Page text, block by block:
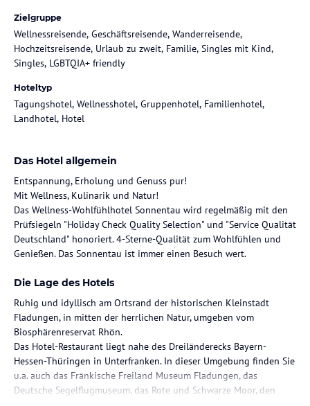
Zielgruppe
Wellnessreisende, Geschäftsreisende, Wanderreisende,
Hochzeitsreisende, Urlaub zu zweit, Familie, Singles mit Kind,
Singles, LGBTQIA+ friendly
Hoteltyp
Tagungshotel, Wellnesshotel, Gruppenhotel, Familienhotel,
Landhotel, Hotel
Das Hotel allgemein
Entspannung, Erholung und Genuss pur!
Mit Wellness, Kulinarik und Natur!
Das Wellness-Wohlfühlhotel Sonnentau wird regelmäßig mit den
Prüfsiegeln "Holiday Check Quality Selection" und "Service Qualität
Deutschland" honoriert. 4-Sterne-Qualität zum Wohlfühlen und
Genießen. Das Sonnentau ist immer einen Besuch wert.
Die Lage des Hotels
Ruhig und idyllisch am Ortsrand der historischen Kleinstadt
Fladungen, in mitten der herrlichen Natur, umgeben vom
Biosphärenreservat Rhön.
Das Hotel-Restaurant liegt nahe des Dreiländerecks Bayern-
Hessen-Thüringen in Unterfranken. In dieser Umgebung finden Sie
u.a. auch das Fränkische Freiland Museum Fladungen, das
Deutsche Segelflugmuseum, das Rote und Schwarze Moor, den